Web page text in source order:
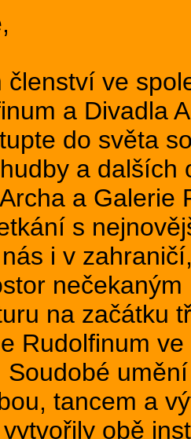
ve
a Divadla
do světa
a dalších
a Galerie
s
i v
na začátku
Rudolfinum
tancem a
obě